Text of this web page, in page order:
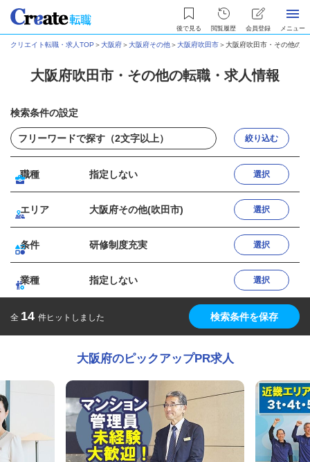
後で見る 閲覧履歴 会員登録 メニュー
クリエイト転職・求人TOP ＞大阪府＞大阪府その他＞大阪府吹田市＞大阪府吹田市・その他の
大阪府吹田市・その他の転職・求人情報
検索条件の設定
絞り込む
職種 指定しない 選択
エリア 大阪府その他(吹田市) 選択
条件 研修制度充実 選択
業種 指定しない 選択
全 14 件ヒットしました 検索条件を保存
大阪府のピックアップPR求人